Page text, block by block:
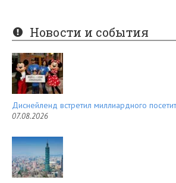
er
es
t
e
d
Новости и события
Диснейленд встретил миллиардного
07.08.2026